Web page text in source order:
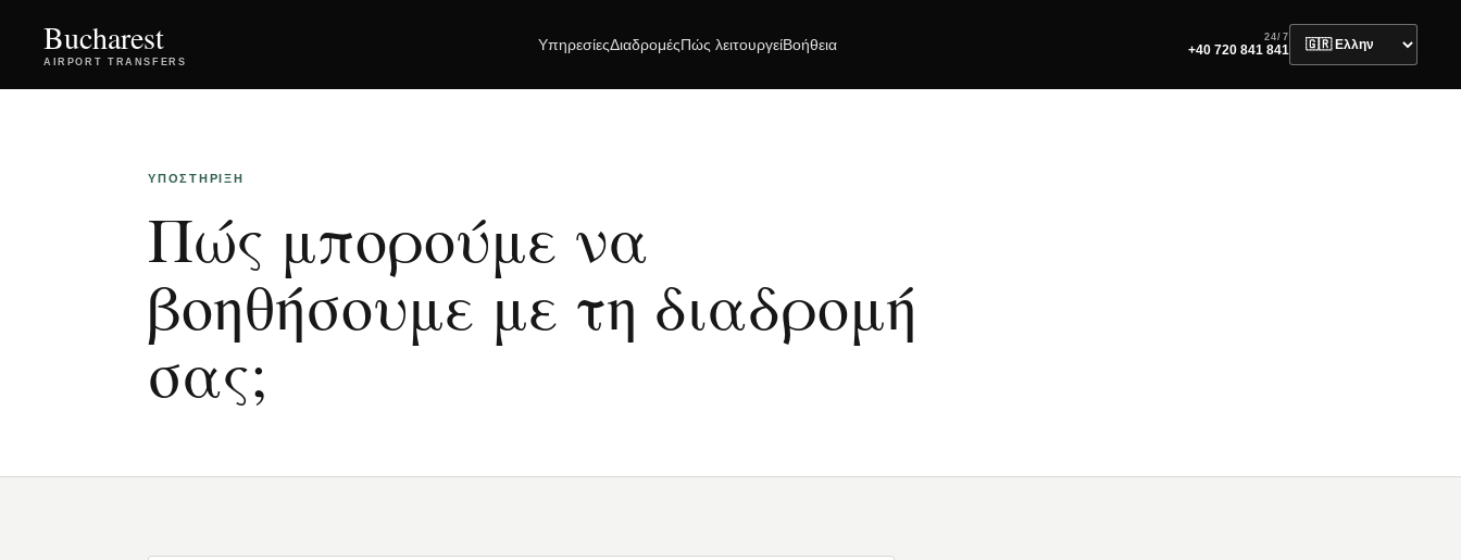
Bucharest
AIRPORT TRANSFERS
ΥπηρεσίεςΔιαδρομέςΠώς λειτουργείΒοήθεια 24/7
+40 720 841 841
ΥΠΟΣΤΉΡΙΞΗ
Πώς μπορούμε να
βοηθήσουμε με τη διαδρομή
σας;